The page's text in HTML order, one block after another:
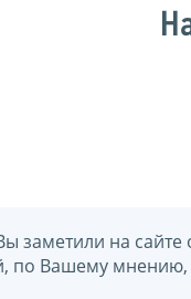
заметили на
по Вашему